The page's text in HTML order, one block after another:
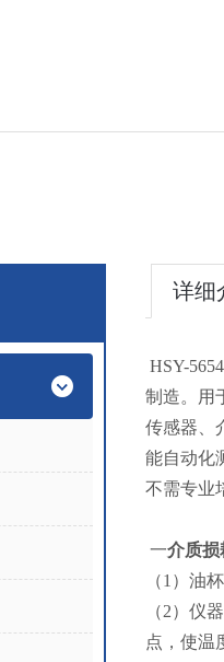
详细
HSY-
制造。用
传感器、
能自动化
不需专业
一介质损
（1）油
（2）仪
点，使温